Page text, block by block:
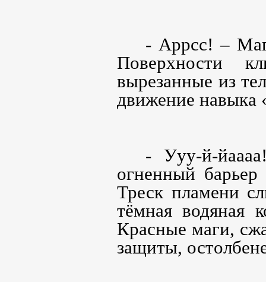
- Аррсс! –
Поверхности
вырезанные из
движение навыка
- Ууу-й-
огненный барьер
Треск пламени
тёмная водяная
Красные маги,
защиты,